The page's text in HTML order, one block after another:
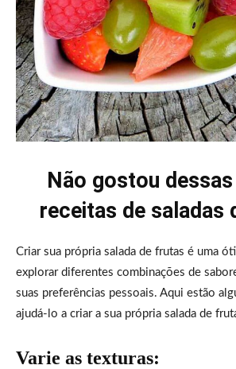
Não gostou
receitas de saladas
Criar sua própria salada de frutas é uma
explorar diferentes combinações de
suas preferências pessoais. Aqui estão
ajudá-lo a criar a sua própria salada de
Varie as texturas: